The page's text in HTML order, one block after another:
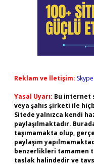
Reklam ve İletişim:
Yasal Uyarı: Bu internet
veya şahıs şirketi ile
Sitede yalnızca kendi
paylaşılmaktadır.
taşımamakta olup,
paylaşım
benzerlikleri tamamen
taslak halindedir ve